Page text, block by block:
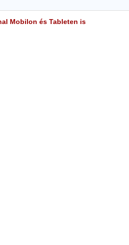
Mobilon és Tableten is